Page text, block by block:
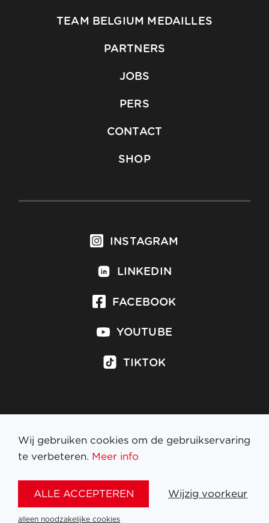
TEAM BELGIUM MEDAILLES
PARTNERS
JOBS
PERS
CONTACT
SHOP
INSTAGRAM
LINKEDIN
FACEBOOK
YOUTUBE
TIKTOK
Inschrijven op nieuwsbrief
Wij gebruiken cookies om de gebruikservaring
te verbeteren. Meer info
ALLE ACCEPTEREN Wijzig voorkeur
alleen noodzakelijke cookies